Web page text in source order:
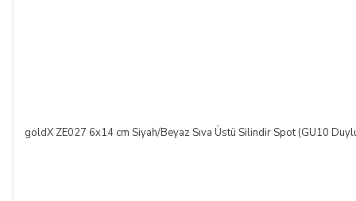
goldX ZE027 6x14 cm Siyah/Beyaz Sıva Üstü Silindir Spot (GU10